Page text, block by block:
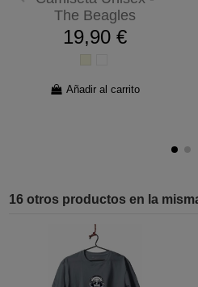
The Beagles
19,90 €
Añadir al carrito
16 otros productos en la